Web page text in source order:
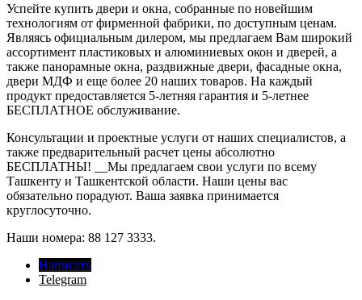
Успейте купить двери и окна, собранные по новейшим
технологиям от фирменной фабрики, по доступным ценам.
Являясь официальным дилером, мы предлагаем Вам широкий
ассортимент пластиковых и алюминиевых окон и дверей, а
также панорамные окна, раздвижные двери, фасадные окна,
двери МДФ и еще более 20 наших товаров. На каждый
продукт предоставляется 5-летняя гарантия и 5-летнее
БЕСПЛАТНОЕ обслуживание.
Консультации и проектные услуги от наших специалистов, а
также предварительный расчет цены абсолютно
БЕСПЛАТНЫ! __Мы предлагаем свои услуги по всему
Ташкенту и Ташкентской области. Наши цены вас
обязательно порадуют. Ваша заявка принимается
круглосуточно.
Наши номера: 88 127 3333.
Написать
Telegram